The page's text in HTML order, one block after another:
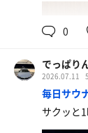
0
でっぱり
2026.07.11
毎日サウ
サクッと